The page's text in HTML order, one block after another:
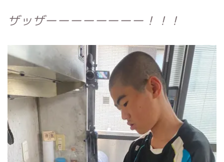
ザッザーーーーーーーー！！！